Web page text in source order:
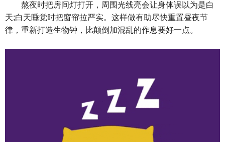
熬夜时把房间灯打开，周围光线亮会让身体误以为是白
天;白天睡觉时把窗帘拉严实。这样做有助尽快重置昼夜节
律，重新打造生物钟，比颠倒加混乱的作息要好一点。